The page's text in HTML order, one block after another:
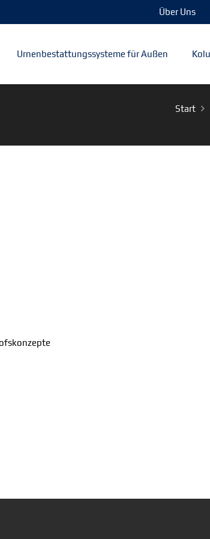
Über Uns
Urnenbestattungssysteme für Außen
Start